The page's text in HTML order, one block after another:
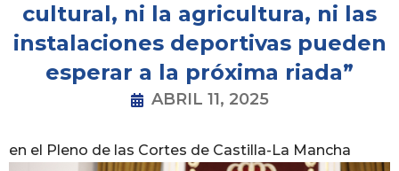
cultural, ni la agricultura, ni las
instalaciones deportivas pueden
esperar a la próxima riada”
ABRIL 11, 2025
en el Pleno de las Cortes de Castilla-La Mancha